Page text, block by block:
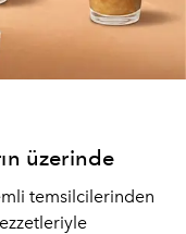
üzerinde
temsilcilerinden